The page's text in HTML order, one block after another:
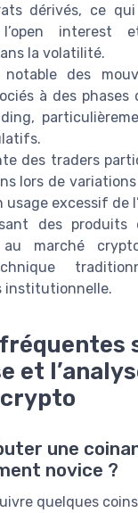
dérivés, ce
interest
la volatilité.
notable des
à des
des traders
lors de
usage excessif de
des produits
marché
institutionnelle.
et
une
novice ?
quelques